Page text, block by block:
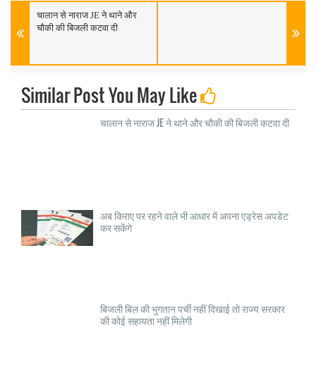
चालान से नाराज JE ने थाने और
चौकी की बिजली कटवा दी
Similar Post You May Like
चालान से नाराज JE ने थाने और चौकी की बिजली कटवा दी
अब किराए पर रहने वाले भी आधार में अपना एड्रेस अपडेट
कर सकेंगे
बिजली बिल की भुगतान पर्ची नहीं दिखाई तो राज्य सरकार
की कोई सहायता नहीं मिलेगी